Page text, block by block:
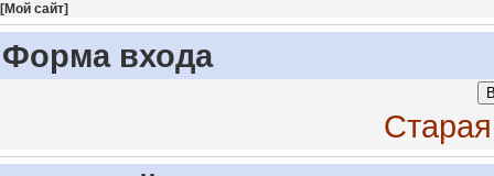
[Мой сайт]
Форма входа